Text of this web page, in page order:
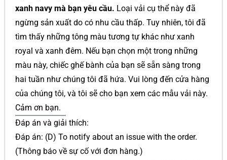
xanh navy mà bạn yêu cầu. Loại vải cụ thể này đã
ngừng sản xuất do có nhu cầu thấp. Tuy nhiên, tôi đã
tìm thấy những tông màu tương tự khác như xanh
royal và xanh đêm. Nếu bạn chọn một trong những
màu này, chiếc ghế bành của bạn sẽ sẵn sàng trong
hai tuần như chúng tôi đã hứa. Vui lòng đến cửa hàng
của chúng tôi, và tôi sẽ cho bạn xem các mẫu vải này.
Cảm ơn bạn.
Đáp án và giải thích:
Đáp án: (D) To notify about an issue with the order.
(Thông báo về sự cố với đơn hàng.)